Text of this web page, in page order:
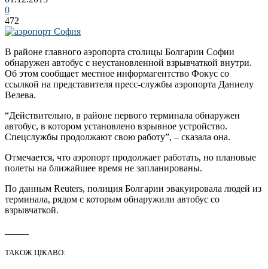
0
472
В районе главного аэропорта столицы Болгарии Софии
обнаружен автобус с неустановленной взрывчаткой внутри.
Об этом сообщает местное информагентство Фокус со
ссылкой на представителя пресс-службы аэропорта Даниелу
Велева.
“Действительно, в районе первого терминала обнаружен
автобус, в котором установлено взрывное устройство.
Спецслужбы продолжают свою работу”, – сказала она.
Отмечается, что аэропорт продолжает работать, но плановые
полеты на ближайшее время не запланированы.
По данным Reuters, полиция Болгарии эвакуировала людей из
терминала, рядом с которым обнаружили автобус со
взрывчаткой.
ТАКОЖ ЦІКАВО: